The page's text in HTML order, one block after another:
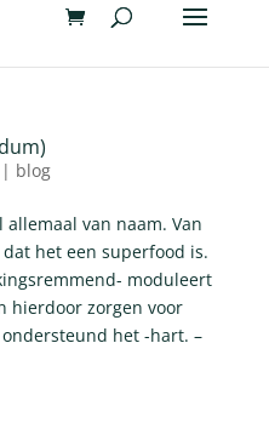
blog
van naam. Van
het een superfood is.
moduleert
hierdoor zorgen voor
het -hart. –